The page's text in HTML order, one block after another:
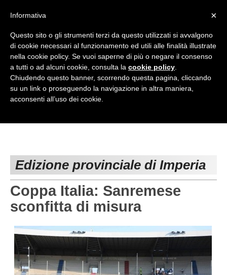
Top Menu
HOME
Accedi / Registrati
PROVINCE
GENOVA
IMPERIA
LA SPEZIA
NAZIONALI
REGIONALI
Edizione provinciale di Imperia
Coppa Italia: Sanremese
sconfitta di misura
×
Informativa
Questo sito o gli strumenti terzi da questo utilizzati si avvalgono
di cookie necessari al funzionamento ed utili alle finalità illustrate
nella cookie policy. Se vuoi saperne di più o negare il consenso
a tutti o ad alcuni cookie, consulta la cookie policy
Chiudendo questo banner, scorrendo questa pagina, cliccando
su un link o proseguendo la navigazione in altra maniera,
acconsenti all’uso dei cookie.